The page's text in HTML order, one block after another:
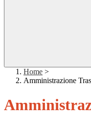
Home >
Amministrazione